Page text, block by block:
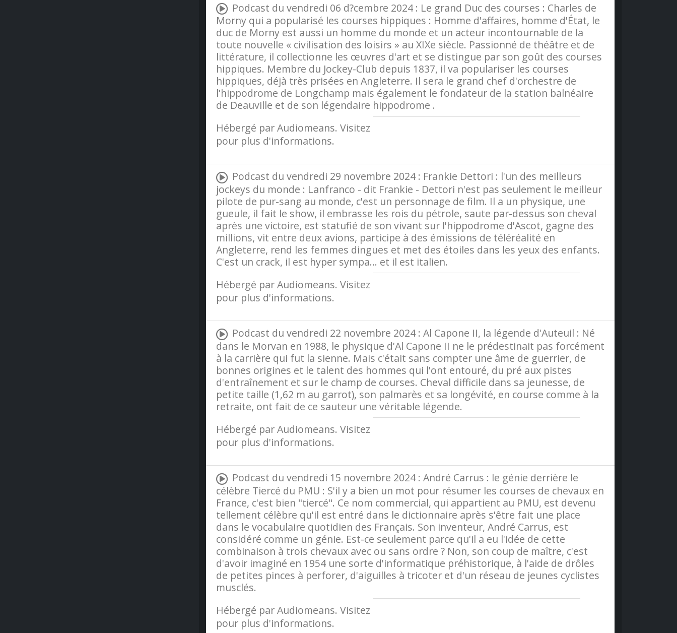
Podcast du vendredi 06 d?cembre 2024 : Le grand Duc des courses : Charles de
Morny qui a popularisé les courses hippiques : Homme d'affaires, homme d'État, le
duc de Morny est aussi un homme du monde et un acteur incontournable de la
toute nouvelle « civilisation des loisirs » au XIXe siècle. Passionné de théâtre et de
littérature, il collectionne les œuvres d'art et se distingue par son goût des courses
hippiques. Membre du Jockey-Club depuis 1837, il va populariser les courses
hippiques, déjà très prisées en Angleterre. Il sera le grand chef d'orchestre de
l'hippodrome de Longchamp mais également le fondateur de la station balnéaire
de Deauville et de son légendaire hippodrome .
Hébergé par Audiomeans. Visitez
pour plus d'informations.
Podcast du vendredi 29 novembre 2024 : Frankie Dettori : l'un des meilleurs
jockeys du monde : Lanfranco - dit Frankie - Dettori n'est pas seulement le meilleur
pilote de pur-sang au monde, c'est un personnage de film. Il a un physique, une
gueule, il fait le show, il embrasse les rois du pétrole, saute par-dessus son cheval
après une victoire, est statufié de son vivant sur l'hippodrome d'Ascot, gagne des
millions, vit entre deux avions, participe à des émissions de téléréalité en
Angleterre, rend les femmes dingues et met des étoiles dans les yeux des enfants.
C'est un crack, il est hyper sympa... et il est italien.
Hébergé par Audiomeans. Visitez
pour plus d'informations.
Podcast du vendredi 22 novembre 2024 : Al Capone II, la légende d'Auteuil : Né
dans le Morvan en 1988, le physique d'Al Capone II ne le prédestinait pas forcément
à la carrière qui fut la sienne. Mais c'était sans compter une âme de guerrier, de
bonnes origines et le talent des hommes qui l'ont entouré, du pré aux pistes
d'entraînement et sur le champ de courses. Cheval difficile dans sa jeunesse, de
petite taille (1,62 m au garrot), son palmarès et sa longévité, en course comme à la
retraite, ont fait de ce sauteur une véritable légende.
Hébergé par Audiomeans. Visitez
pour plus d'informations.
Podcast du vendredi 15 novembre 2024 : André Carrus : le génie derrière le
célèbre Tiercé du PMU : S'il y a bien un mot pour résumer les courses de chevaux en
France, c'est bien "tiercé". Ce nom commercial, qui appartient au PMU, est devenu
tellement célèbre qu'il est entré dans le dictionnaire après s'être fait une place
dans le vocabulaire quotidien des Français. Son inventeur, André Carrus, est
considéré comme un génie. Est-ce seulement parce qu'il a eu l'idée de cette
combinaison à trois chevaux avec ou sans ordre ? Non, son coup de maître, c'est
d'avoir imaginé en 1954 une sorte d'informatique préhistorique, à l'aide de drôles
de petites pinces à perforer, d'aiguilles à tricoter et d'un réseau de jeunes cyclistes
musclés.
Hébergé par Audiomeans. Visitez
pour plus d'informations.